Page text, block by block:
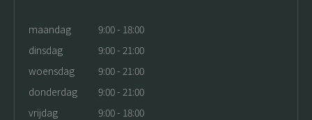
maandag
9:00 - 18:00
dinsdag
9:00 - 21:00
woensdag
9:00 - 21:00
donderdag
9:00 - 21:00
vrijdag
9:00 - 18:00